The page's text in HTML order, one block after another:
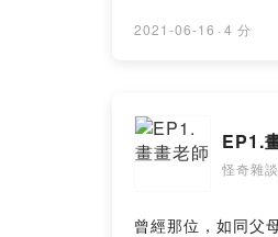
2021-06-16 · 4 分
EP1.
怪奇雜談
曾經那位，如同